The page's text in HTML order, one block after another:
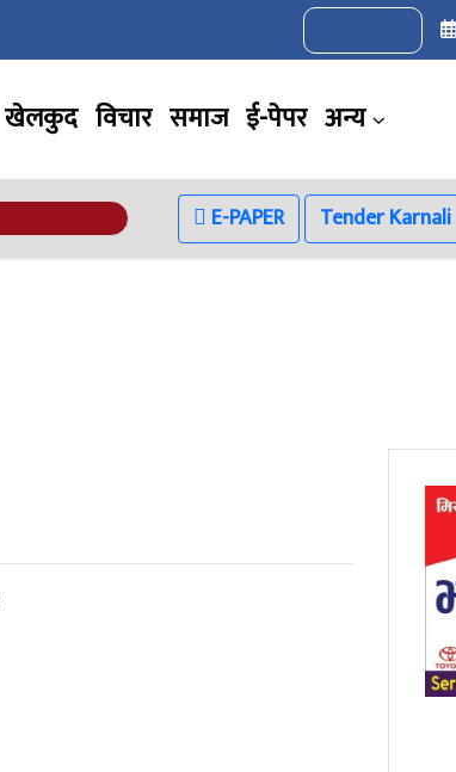
खेलकुद विचार समाज ई-पेपर अन्य
E-PAPER Tender Karnali